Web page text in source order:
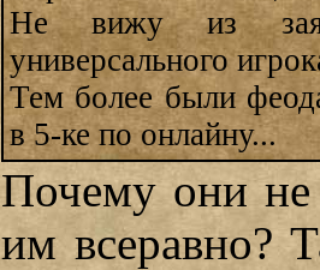
Не вижу из
универсального
Тем более были
в 5-ке по онлайну...
Почему они не
им всеравно?